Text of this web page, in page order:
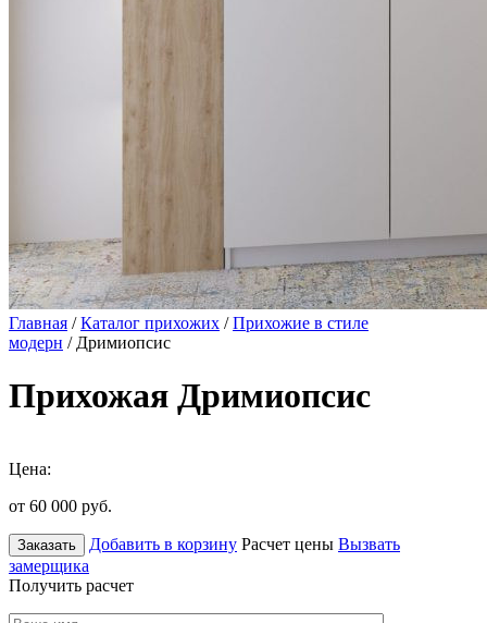
Главная /Каталог прихожих /Прихожие в стиле
модерн / Дримиопсис
Прихожая Дримиопсис
Цена:
от 60 000 руб.
Заказать Добавить в корзину Расчет цены Вызвать
замерщика
Получить расчет